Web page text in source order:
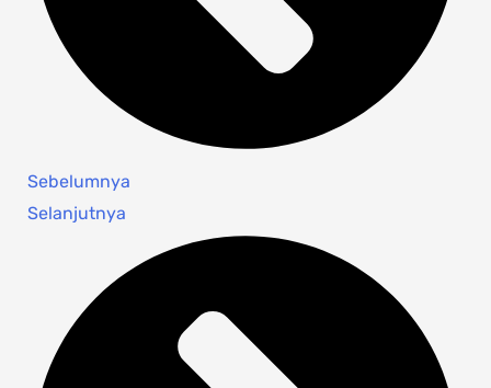
Sebelumnya
Selanjutnya